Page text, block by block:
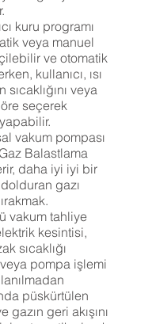
kuru programı
veya manuel
ve otomatik
kullanıcı, ısı
sıcaklığını veya
seçerek
vakum pompası
Balastlama
daha iyi iyi bir
gazı
vakum tahliye
kesintisi,
sıcaklığı
pompa işlemi
püskürtülen
gazın geri akışını